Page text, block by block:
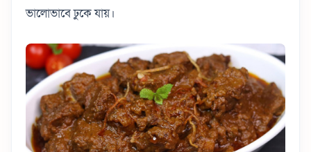
ভালোভাবে ঢুকে যায়।